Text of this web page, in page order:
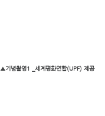
▲기념촬영1 _세계평화연합(UPF) 제공